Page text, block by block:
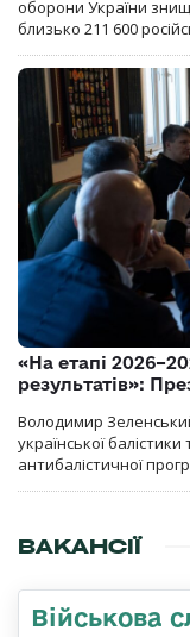
оборони України
близько 211 600
«На етапі
результатів»:
Володимир
української
антибалістичної
ВАКАНСІЇ
Військова